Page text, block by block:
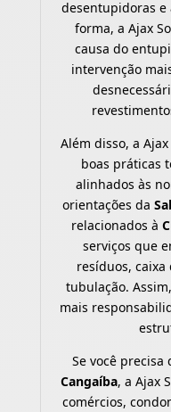
desentupidoras e
forma, a Ajax
causa do
intervenção
Além disso, a
boas práticas
alinhados às
orientações da
relacionados à
serviços que
resíduos,
tubulação.
mais
Se você
Cangaíba, a Ajax
comércios,